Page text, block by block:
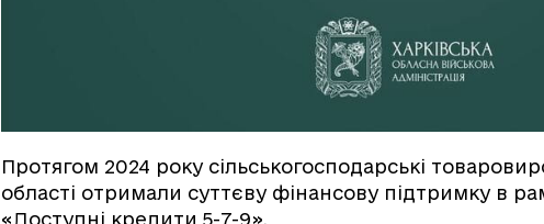
Протягом 2024 року сільськогосподарські
області отримали суттєву фінансову підтримку в
«Доступні кредити 5-7-9».